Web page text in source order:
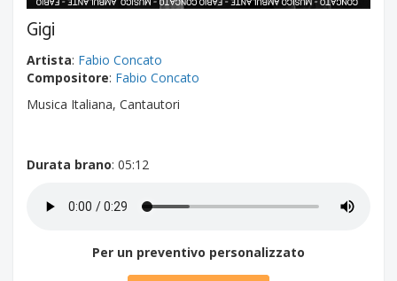
Gigi
Artista: Fabio Concato
Compositore: Fabio Concato
Musica Italiana, Cantautori
Durata brano: 05:12
Per un preventivo personalizzato